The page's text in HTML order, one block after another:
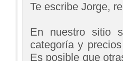
Te escribe Jorge,
En nuestro sitio
categoría y
Es posible que